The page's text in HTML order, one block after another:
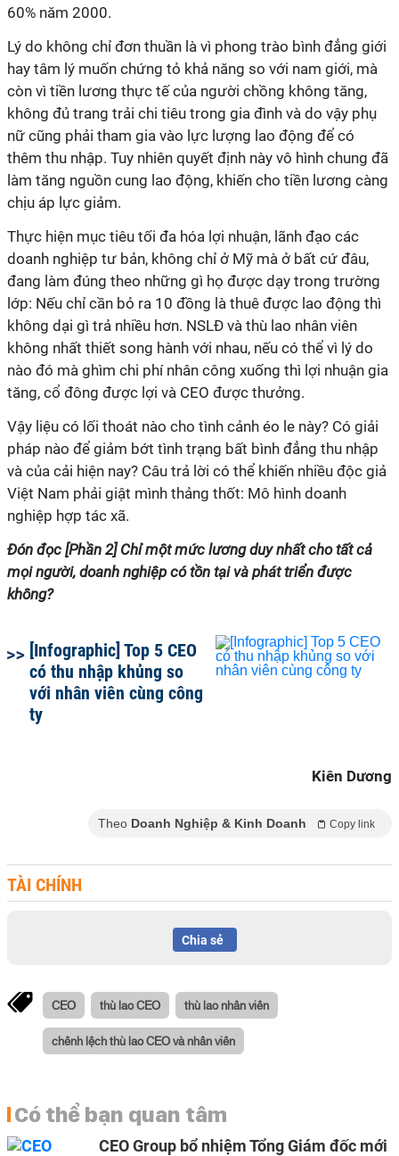
60% năm 2000.
Lý do không chỉ đơn thuần là vì phong trào bình đẳng giới
hay tâm lý muốn chứng tỏ khả năng so với nam giới, mà
còn vì tiền lương thực tế của người chồng không tăng,
không đủ trang trải chi tiêu trong gia đình và do vậy phụ
nữ cũng phải tham gia vào lực lượng lao động để có
thêm thu nhập. Tuy nhiên quyết định này vô hình chung đã
làm tăng nguồn cung lao động, khiến cho tiền lương càng
chịu áp lực giảm.
Thực hiện mục tiêu tối đa hóa lợi nhuận, lãnh đạo các
doanh nghiệp tư bản, không chỉ ở Mỹ mà ở bất cứ đâu,
đang làm đúng theo những gì họ được dạy trong trường
lớp: Nếu chỉ cần bỏ ra 10 đồng là thuê được lao động thì
không dại gì trả nhiều hơn. NSLĐ và thù lao nhân viên
không nhất thiết song hành với nhau, nếu có thể vì lý do
nào đó mà ghìm chi phí nhân công xuống thì lợi nhuận gia
tăng, cổ đông được lợi và CEO được thưởng.
Vậy liệu có lối thoát nào cho tình cảnh éo le này? Có giải
pháp nào để giảm bớt tình trạng bất bình đẳng thu nhập
và của cải hiện nay? Câu trả lời có thể khiến nhiều độc giả
Việt Nam phải giật mình thảng thốt: Mô hình doanh
nghiệp hợp tác xã.
Đón đọc [Phần 2] Chỉ một mức lương duy nhất cho tất cả
mọi người, doanh nghiệp có tồn tại và phát triển được
không?
[Infographic] Top 5 CEO
có thu nhập khủng so
với nhân viên cùng công
ty
Kiên Dương
Theo Doanh Nghiệp & Kinh Doanh Copy link
TÀI CHÍNH
Chia sẻ
CEO thù lao CEO thù lao nhân viên
chênh lệch thù lao CEO và nhân viên
Có thể bạn quan tâm
CEO Group bổ nhiệm Tổng Giám đốc mới